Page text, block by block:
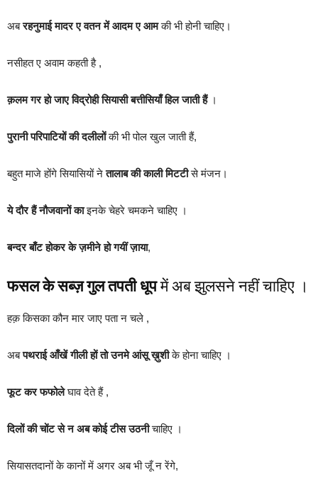
अबरहनुमाई मादर ए वतन में आदम ए आमकी भी होनी चाहिए।
नसीहत ए अवाम कहती है ,
क़लम गर हो जाए विद्रोही सियासी बत्तीसियाँ हिल जाती हैं ।
पुरानी परिपाटियों की दलीलोंकी भी पोल खुल जाती हैं,
बहुत माजे होंगे सियासियों नेतालाब की काली मिटटीसे मंजन।
ये दौर हैं नौजवानों काइनके चेहरे चमकने चाहिए ।
बन्दर बाँट होकर के ज़मीने हो गयीं ज़ाया,
फसल के सब्ज़ गुल तपती धूपमें अब झुलसने नहीं चाहिए ।
हक़ किसका कौन मार जाए पता न चले ,
अबपथराई आँखें गीली हों तो उनमे आंसू ख़ुशीके होना चाहिए ।
फूट कर फफोलेघाव देते हैं ,
दिलों की चोंट से न अब कोई टीस उठनीचाहिए ।
सियासतदानों के कानों में अगर अब भी जूँ न रेंगे,